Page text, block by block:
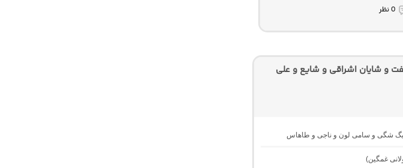
0 نظر
و شایان اشراقی و شایع و علی
بیگ شگی و سامی لون و ناجی و طاهاس